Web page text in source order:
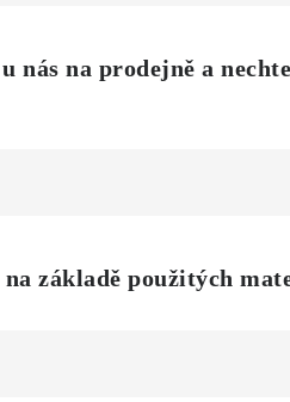
nás na prodejně a
na základě použitých